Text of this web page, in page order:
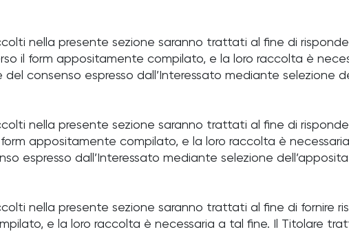
nella presente sezione saranno trattati al fine di
il form appositamente compilato, e la loro raccolta è
consenso espresso dall’Interessato mediante selezione
nella presente sezione saranno trattati al fine di
appositamente compilato, e la loro raccolta è
espresso dall’Interessato mediante selezione
nella presente sezione saranno trattati al fine di fornire
e la loro raccolta è necessaria a tal fine. Il Titolare